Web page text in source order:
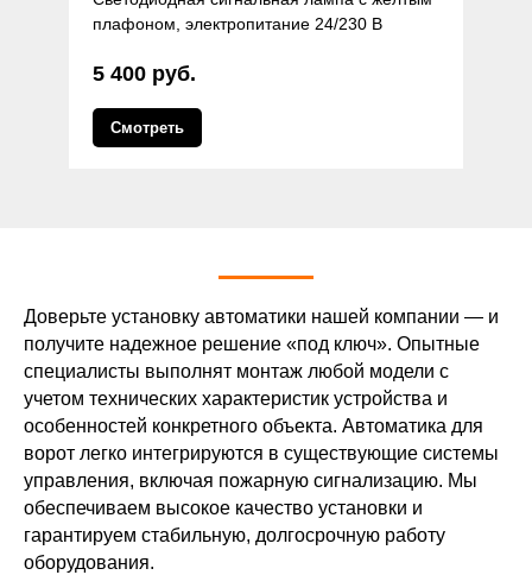
плафоном, электропитание 24/230 В
5 400 руб.
Смотреть
Доверьте установку автоматики нашей компании — и
получите надежное решение «под ключ». Опытные
специалисты выполнят монтаж любой модели с
учетом технических характеристик устройства и
особенностей конкретного объекта. Автоматика для
ворот легко интегрируются в существующие системы
управления, включая пожарную сигнализацию. Мы
обеспечиваем высокое качество установки и
гарантируем стабильную, долгосрочную работу
оборудования.